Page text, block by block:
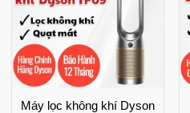
Máy lọc không khí Dyson